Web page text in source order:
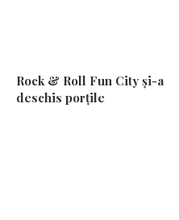
Rock & Roll Fun City și-a
deschis porțile